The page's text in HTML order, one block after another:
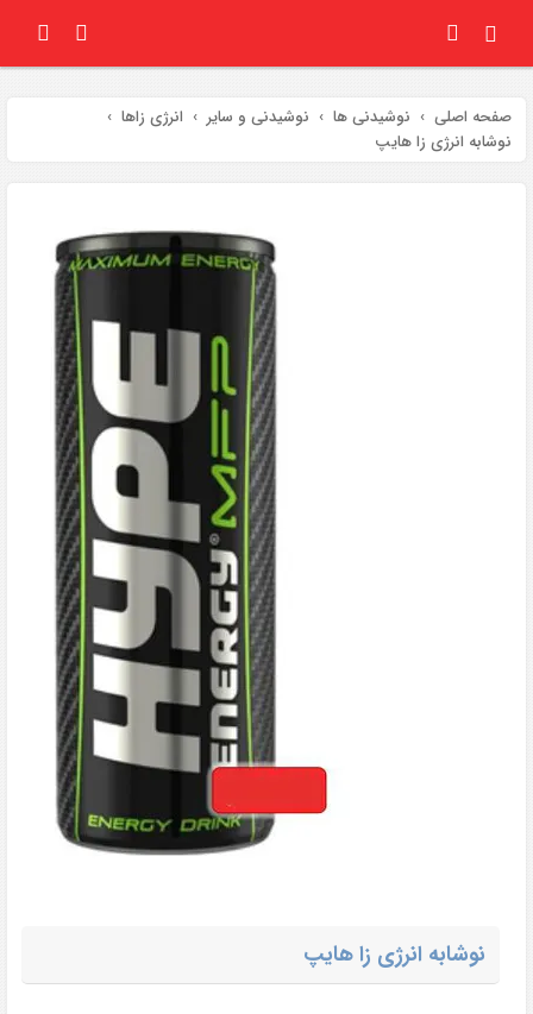
صفحه اصلی نوشیدنی ها نوشیدنی و سایر
انرژی زاها
نوشابه انرژی زا هایپ
نوشابه انرژی زا هایپ